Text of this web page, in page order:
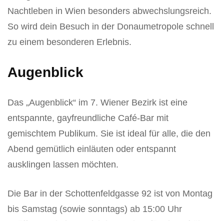
Nachtleben in Wien besonders abwechslungsreich.
So wird dein Besuch in der Donaumetropole schnell
zu einem besonderen Erlebnis.
Augenblick
Das „Augenblick“ im 7. Wiener Bezirk ist eine
entspannte, gayfreundliche Café-Bar mit
gemischtem Publikum. Sie ist ideal für alle, die den
Abend gemütlich einläuten oder entspannt
ausklingen lassen möchten.
Die Bar in der Schottenfeldgasse 92 ist von Montag
bis Samstag (sowie sonntags) ab 15:00 Uhr